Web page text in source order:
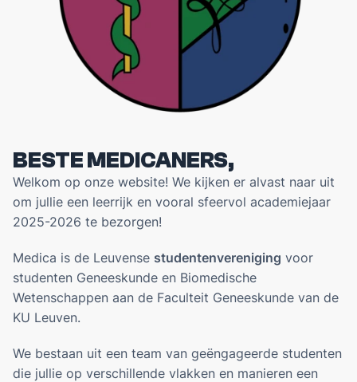
Opportunities
EVENTS
Galabal 2026 - A Night On Park Avenue
EERSTEJAARSWERKING
Eerstejaarsactiviteiten
Startersdagen
Eerstejaarsweekend
ONDERWIJS
WikiMedica
Gouden Krijtjes
Jaargroepen
ALGEMEEN WELZIJN
BESTE MEDICANERS,
Welkom op onze website! We kijken er alvast naar uit
om jullie een leerrijk en vooral sfeervol academiejaar
2025-2026 te bezorgen!
Medica is de Leuvense studentenvereniging voor
studenten Geneeskunde en Biomedische
Wetenschappen aan de Faculteit Geneeskunde van de
KU Leuven.
We bestaan uit een team van geëngageerde studenten
die jullie op verschillende vlakken en manieren een